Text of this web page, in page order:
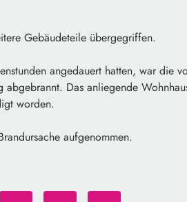
Gebäudeteile übergegriffen.
angedauert hatten, war die
Das anliegende
worden.
aufgenommen.